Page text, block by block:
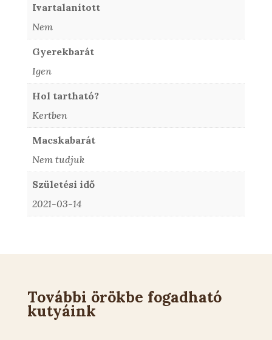
Ivartalanított
Nem
Gyerekbarát
Igen
Hol tartható?
Kertben
Macskabarát
Nem tudjuk
Születési idő
2021-03-14
További örökbe fogadható
kutyáink